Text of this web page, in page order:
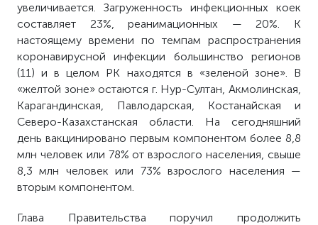
увеличивается. Загруженность инфекционных коек
составляет 23%, реанимационных — 20%. К
настоящему времени по темпам распространения
коронавирусной инфекции большинство регионов
(11) и в целом РК находятся в «зеленой зоне». В
«желтой зоне» остаются г. Нур-Султан, Акмолинская,
Карагандинская, Павлодарская, Костанайская и
Северо-Казахстанская области. На сегодняшний
день вакцинировано первым компонентом более 8,8
млн человек или 78% от взрослого населения, свыше
8,3 млн человек или 73% взрослого населения —
вторым компонентом.
Глава Правительства поручил продолжить